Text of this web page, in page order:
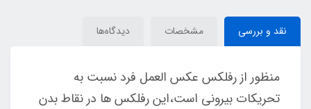
نقد و بررسی مشخصات دیدگاه‌ها
منظور از رفلکس عکس العمل فرد نسبت به
تحریکات بیرونی است،این رفلکس ها در نقاط بدن